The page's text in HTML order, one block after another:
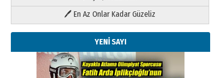
🖊 En Az Onlar Kadar Güzeliz
YENİ SAYI